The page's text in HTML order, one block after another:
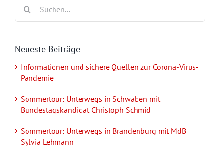
nach:
Neueste Beiträge
Informationen und sichere Quellen zur Corona-Virus-
Pandemie
Sommertour: Unterwegs in Schwaben mit
Bundestagskandidat Christoph Schmid
Sommertour: Unterwegs in Brandenburg mit MdB
Sylvia Lehmann